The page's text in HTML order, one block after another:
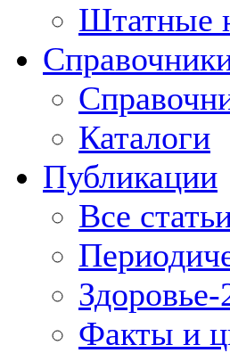
Штатные
Каталоги
Публикации
Все
Здоровье-
Факты и